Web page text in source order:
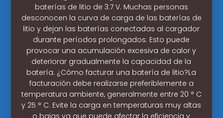
baterías de litio de 3.7 V. Muchas personas
desconocen la curva de carga de las baterías de
litio y dejan las baterías conectadas al cargador
durante períodos prolongados. Esto puede
provocar una acumulación excesiva de calor y
deteriorar gradualmente la capacidad de la
batería. ¿Cómo facturar una batería de litio?La
facturación debe realizarse preferiblemente a
temperatura ambiente, generalmente entre 20 ° C
y 25 ° C. Evite la carga en temperaturas muy altas
o bajas ya que puede afectar la eficiencia y